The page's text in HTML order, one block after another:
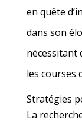
en quête
dans son
nécessitant
les courses
Stratégies
La